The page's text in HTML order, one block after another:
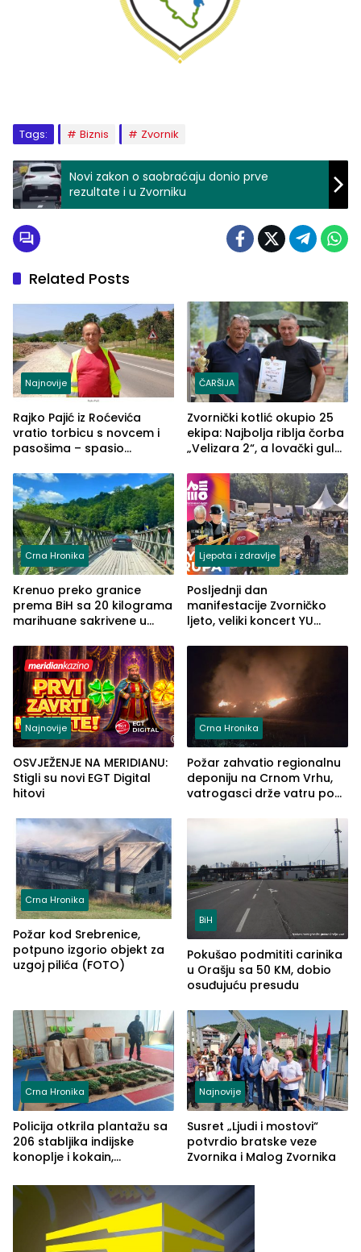
Tags: Biznis Zvornik
Novi zakon o saobraćaju donio prve
rezultate i u Zvorniku
Related Posts
Najnovije
Rajko Pajić iz Roćevića
vratio torbicu s novcem i
pasošima – spasio
Grčkoj
ČARŠIJA
Zvornički kotlić okupio 25
ekipa: Najbolja riblja čorba
„Velizara 2“, a lovački gulaš
Crna Hronika
Krenuo preko granice
prema BiH sa 20 kilograma
marihuane sakrivene u
Ljepota i zdravlje
Posljednji dan
manifestacije Zvorničko
ljeto, veliki koncert YU
ove godine
Najnovije
OSVJEŽENJE NA MERIDIANU:
Stigli su novi EGT Digital
hitovi
Crna Hronika
Požar zahvatio regionalnu
deponiju na Crnom Vrhu,
vatrogasci drže vatru pod
Crna Hronika
Požar kod Srebrenice,
potpuno izgorio objekt za
uzgoj pilića (FOTO)
BiH
Pokušao podmititi carinika
u Orašju sa 50 KM, dobio
osuđujuću presudu
Crna Hronika
Policija otkrila plantažu sa
206 stabljika indijske
konoplje i kokain,
(FOTO)
Najnovije
Susret „Ljudi i mostovi“
potvrdio bratske veze
Zvornika i Malog Zvornika